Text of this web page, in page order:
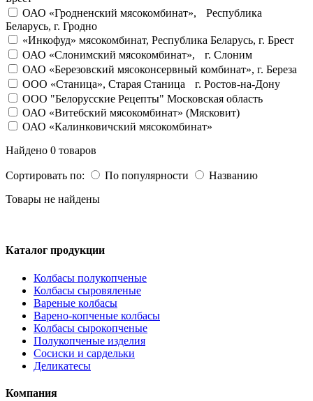
ОАО «Гродненский мясокомбинат», Республика
Беларусь, г. Гродно
«Инкофуд» мясокомбинат, Республика Беларусь, г. Брест
ОАО «Слонимский мясокомбинат», г. Слоним
ОАО «Березовский мясоконсервный комбинат», г. Береза
OOO «Станица», Старая Станица г. Ростов-на-Дону
ООО "Белорусские Рецепты" Московская область
ОАО «Витебский мясокомбинат» (Мясковит)
ОАО «Калинковичский мясокомбинат»
Найдено 0 товаров
Сортировать по: По популярности
Названию
Товары не найдены
Каталог продукции
Колбасы полукопченые
Колбасы сыровяленые
Вареные колбасы
Варено-копченые колбасы
Колбасы сырокопченые
Полукопченые изделия
Сосиски и сардельки
Деликатесы
Компания